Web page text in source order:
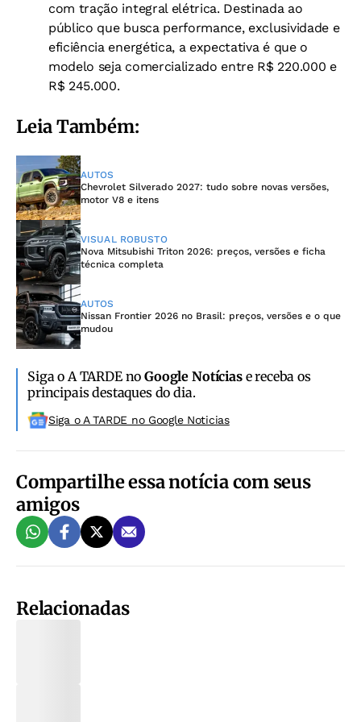
com tração integral elétrica. Destinada ao
público que busca performance, exclusividade e
eficiência energética, a expectativa é que o
modelo seja comercializado entre R$ 220.000 e
R$ 245.000.
Leia Também:
AUTOS
Chevrolet Silverado 2027: tudo sobre novas versões,
motor V8 e itens
VISUAL ROBUSTO
Nova Mitsubishi Triton 2026: preços, versões e ficha
técnica completa
AUTOS
Nissan Frontier 2026 no Brasil: preços, versões e o que
mudou
Siga o A TARDE noGoogle Notíciase receba os
principais destaques do dia.
Siga o A TARDE no Google Noticias
Compartilhe essa notícia com seus
amigos
Relacionadas